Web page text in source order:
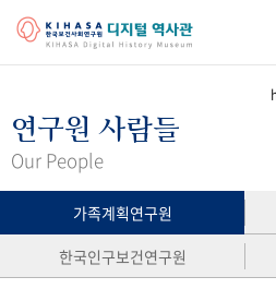
걸어온 길 기관 변천사
연구 역사
정책과 연구 키워드로 보는 연구 역사
간행물 변천사
연구원 사람들
Our People
가족계획연구원
한국인구보건연구원